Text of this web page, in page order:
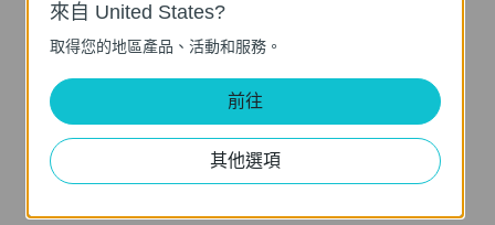
Archer AX72
AX5400 雙頻 Wi-Fi 6 路由器
/ 分享器
暢銷
Archer AXE75
AXE5400 三頻 Gigabit Wi-Fi
6E 路由器
來自 United States?
取得您的地區產品、活動和服務。
前往
其他選項